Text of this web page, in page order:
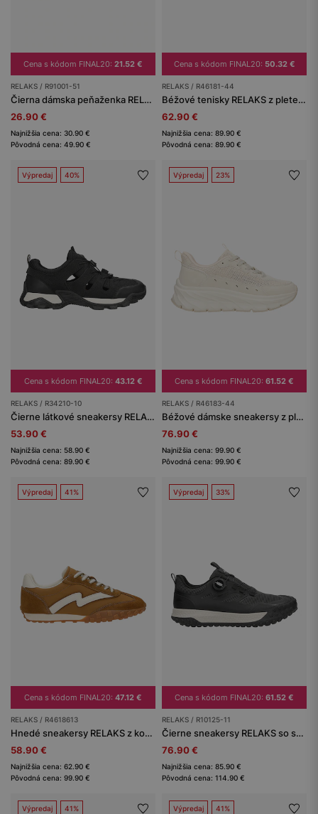
Cena s kódom FINAL20: 21.52 €
RELAKS / R91001-51
Čierna dámska peňaženka RELAKS
26.90 €
Najnižšia cena: 30.90 €
Pôvodná cena: 49.90 €
Cena s kódom FINAL20: 50.32 €
RELAKS / R46181-44
Béžové tenisky RELAKS z pleteného materiálu
62.90 €
Najnižšia cena: 89.90 €
Pôvodná cena: 89.90 €
Výpredaj 40%
Cena s kódom FINAL20: 43.12 €
RELAKS / R34210-10
Čierne látkové sneakersy RELAKS s výrezmi
53.90 €
Najnižšia cena: 58.90 €
Pôvodná cena: 89.90 €
Výpredaj 23%
Cena s kódom FINAL20: 61.52 €
RELAKS / R46183-44
Béžové dámske sneakersy z pleteného materiálu RELAKS
76.90 €
Najnižšia cena: 99.90 €
Pôvodná cena: 99.90 €
Výpredaj 41%
Cena s kódom FINAL20: 47.12 €
RELAKS / R4618613
Hnedé sneakersy RELAKS z kombinovaných materiálov
58.90 €
Najnižšia cena: 62.90 €
Pôvodná cena: 99.90 €
Výpredaj 33%
Cena s kódom FINAL20: 61.52 €
RELAKS / R10125-11
Čierne sneakersy RELAKS so systémom šnurovania na otočné koliesko
76.90 €
Najnižšia cena: 85.90 €
Pôvodná cena: 114.90 €
Výpredaj 41% Výpredaj 41%